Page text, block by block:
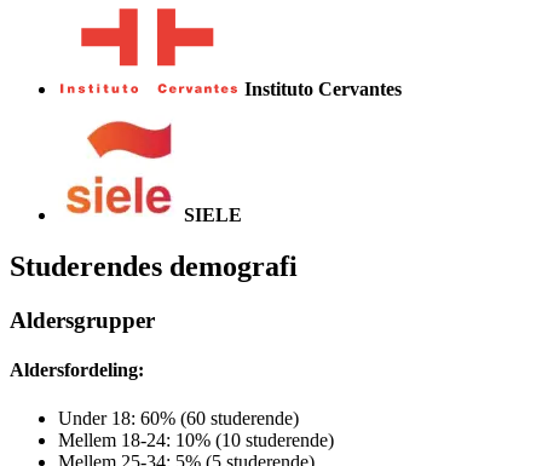
Instituto Cervantes
SIELE
Studerendes demografi
Aldersgrupper
Aldersfordeling:
Under 18: 60% (60 studerende)
Mellem 18-24: 10% (10 studerende)
Mellem 25-34: 5% (5 studerende)